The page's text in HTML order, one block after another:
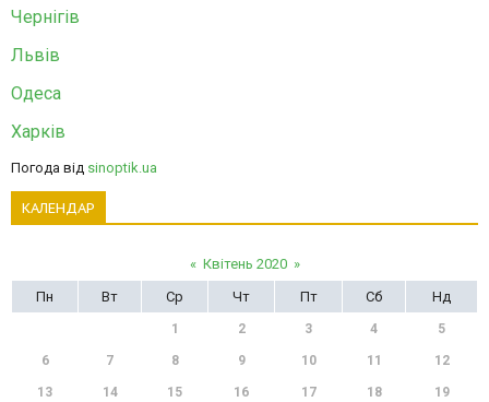
Чернігів
Львів
Одеса
Харків
Погода від sinoptik.ua
КАЛЕНДАР
« Квітень 2020 »
Пн
Вт Ср Чт Пт Сб Нд
1 2 3 4 5
6 7 8 9 10 11 12
13 14 15 16 17 18 19